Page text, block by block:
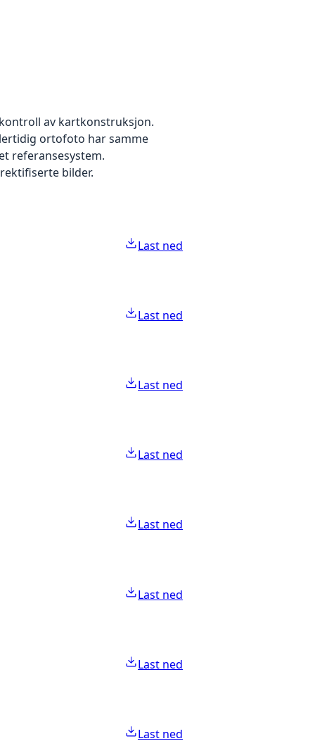
av kartkonstruksjon.
ortofoto har samme
referansesystem.
bilder.
Last ned
Last ned
Last ned
Last ned
Last ned
Last ned
Last ned
Last ned